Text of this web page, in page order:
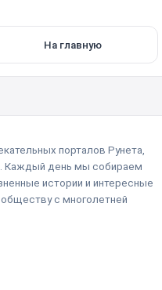
На главную
порталов Рунета,
Каждый день мы собираем
истории и интересные
с многолетней